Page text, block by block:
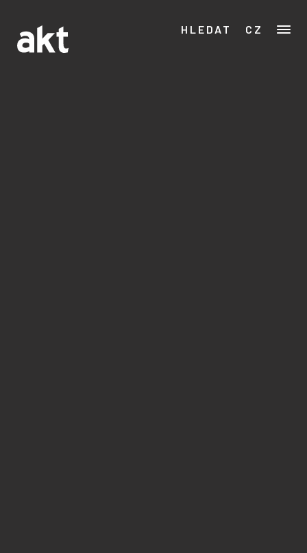
HLEDAT CZ